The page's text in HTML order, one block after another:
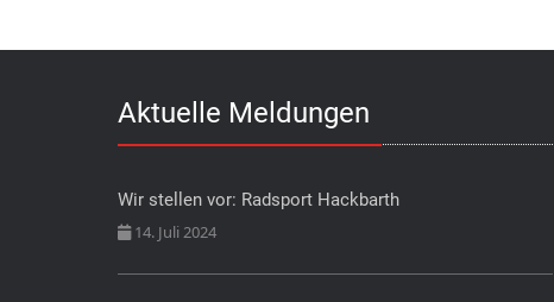
Aktuelle Meldungen
Wir stellen vor: Radsport Hackbarth
14. Juli 2024